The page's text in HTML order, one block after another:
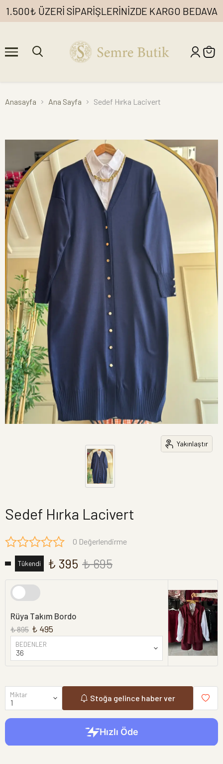
1.500₺ ÜZERİ SİPARİŞLERİNİZDE KARGO BEDAVA
Anasayfa Ana Sayfa Sedef Hırka Lacivert
Yakınlaştır
Sedef Hırka Lacivert
0 Değerlendirme
Tükendi ₺ 395 ₺ 695
Rüya Takım Bordo
₺ 895 ₺ 495
BEDENLER
Miktar Stoğa gelince haber ver